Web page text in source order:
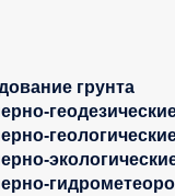
грунта